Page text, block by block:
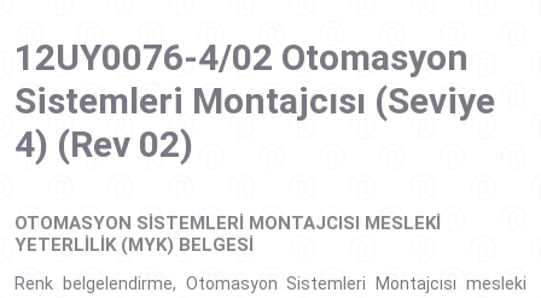
12UY0076-4/02 Otomasyon
Sistemleri Montajcısı (Seviye
4) (Rev 02)
OTOMASYON SISTEMLERI MONTAJCISI MESLEKI
YETERLILIK (MYK) BELGESI
Renk belgelendirme, Otomasyon Sistemleri Montajcısı mesleki